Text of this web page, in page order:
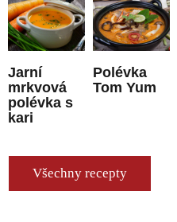
Jarní
mrkvová
polévka s
kari
Polévka
Tom Yum
Všechny recepty